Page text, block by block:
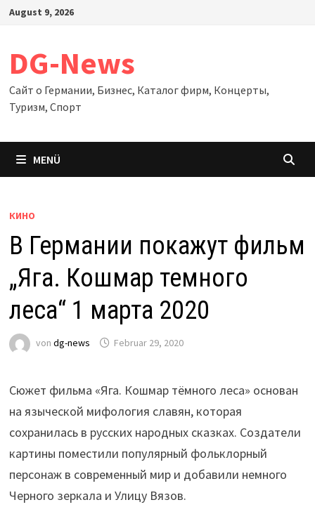
Zum
August 9, 2026
DG-News
Сайт о Германии, Бизнес, Каталог фирм, Концерты,
Туризм, Спорт
MENÜ
КИНО
В Германии покажут фильм
„Яга. Кошмар темного
леса“ 1 марта 2020
von dg-news Februar 29, 2020
Сюжет фильма «Яга. Кошмар тёмного леса» основан
на языческой мифология славян, которая
сохранилась в русских народных сказках. Создатели
картины поместили популярный фольклорный
персонаж в современный мир и добавили немного
Черного зеркала и Улицу Вязов.